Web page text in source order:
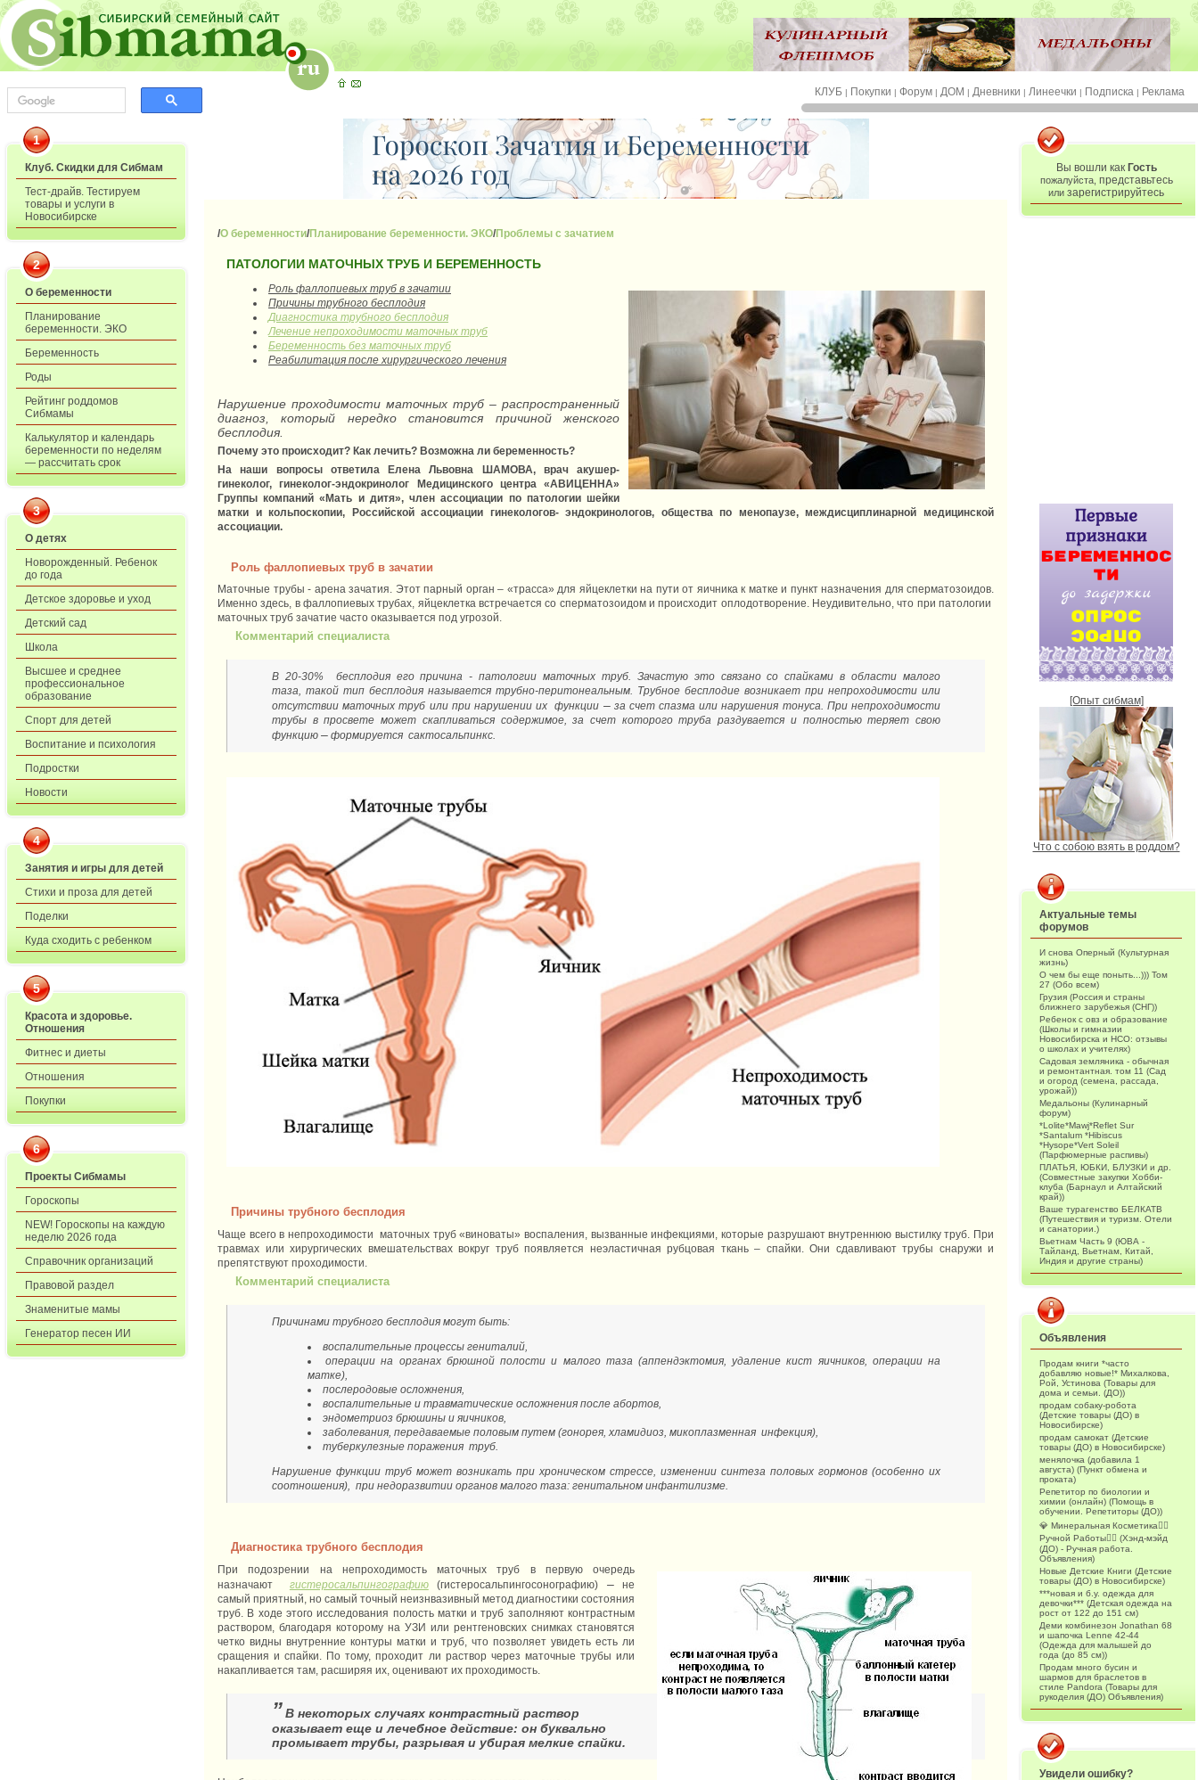
КЛУБ | Покупки | Форум | ДОМ | Дневники | Линеечки | Подписка | Реклама
1
Клуб. Скидки для Сибмам
Тест-драйв. Тестируем
товары и услуги в
Новосибирске
2
О беременности
Планирование
беременности. ЭКО
Беременность
Роды
Рейтинг роддомов
Сибмамы
Калькулятор и календарь
беременности по неделям
— рассчитать срок
3
О детях
Новорожденный. Ребенок
до года
Детское здоровье и уход
Детский сад
Школа
Высшее и среднее
профессиональное
образование
Спорт для детей
Воспитание и психология
Подростки
Новости
4
Занятия и игры для детей
Стихи и проза для детей
Поделки
Куда сходить с ребенком
5
Красота и здоровье.
Отношения
Фитнес и диеты
Отношения
Покупки
6
Проекты Сибмамы
Гороскопы
NEW! Гороскопы на каждую
неделю 2026 года
Справочник организаций
Правовой раздел
Знаменитые мамы
Генератор песен ИИ
/О беременности/Планирование беременности. ЭКО/Проблемы с зачатием
ПАТОЛОГИИ МАТОЧНЫХ ТРУБ И БЕРЕМЕННОСТЬ
Роль фаллопиевых труб в зачатии
Причины трубного бесплодия
Диагностика трубного бесплодия
Лечение непроходимости маточных труб
Беременность без маточных труб
Реабилитация после хирургического лечения
Нарушение проходимости маточных труб – распространенный
диагноз, который нередко становится причиной женского
бесплодия.
Почему это происходит? Как лечить? Возможна ли беременность?
На наши вопросы ответила Елена Львовна ШАМОВА, врач акушер-
гинеколог, гинеколог-эндокринолог Медицинского центра «АВИЦЕННА»
Группы компаний «Мать и дитя», член ассоциации по патологии шейки
матки и кольпоскопии, Российской ассоциации гинекологов- эндокринологов, общества по менопаузе, междисциплинарной медицинской
ассоциации.
Роль фаллопиевых труб в зачатии
Маточные трубы - арена зачатия. Этот парный орган – «трасса» для яйцеклетки на пути от яичника к матке и пункт назначения для сперматозоидов.
Именно здесь, в фаллопиевых трубах, яйцеклетка встречается со сперматозоидом и происходит оплодотворение. Неудивительно, что при патологии
маточных труб зачатие часто оказывается под угрозой.
Комментарий специалиста
В 20-30% бесплодия его причина - патологии маточных труб. Зачастую это связано со спайками в области малого
таза, такой тип бесплодия называется трубно-перитонеальным. Трубное бесплодие возникает при непроходимости или
отсутствии маточных труб или при нарушении их функции –за счет спазма или нарушения тонуса. При непроходимости
трубы в просвете может скапливаться содержимое, за счет которого труба раздувается и полностью теряет свою
функцию – формируется сактосальпинкс.
Причины трубного бесплодия
Чаще всего в непроходимости маточных труб «виноваты» воспаления, вызванные инфекциями, которые разрушают внутреннюю выстилку труб. При
травмах или хирургических вмешательствах вокруг труб появляется неэластичная рубцовая ткань – спайки. Они сдавливают трубы снаружи и
препятствуют проходимости.
Комментарий специалиста
Причинами трубного бесплодия могут быть:
воспалительные процессы гениталий,
операции на органах брюшной полости и малого таза (аппендэктомия, удаление кист яичников, операции на
матке),
послеродовые осложнения,
воспалительные и травматические осложнения после абортов,
эндометриоз брюшины и яичников,
заболевания, передаваемые половым путем (гонорея, хламидиоз, микоплазменная инфекция),
туберкулезные поражения труб.
Нарушение функции труб может возникать при хроническом стрессе, изменении синтеза половых гормонов (особенно их
соотношения), при недоразвитии органов малого таза: генитальном инфантилизме.
Диагностика трубного бесплодия
При подозрении на непроходимость маточных труб в первую очередь
назначают гистеросальпингографию(гистеросальпингосонографию) –не
самый приятный, но самый точный неизнвазивный метод диагностики состояния
труб. В ходе этого исследования полость матки и труб заполняют контрастным
раствором, благодаря которому на УЗИ или рентгеновских снимках становятся
четко видны внутренние контуры матки и труб, что позволяет увидеть есть ли
сращения и спайки. По тому, проходит ли раствор через маточные трубы или
накапливается там, расширяя их, оценивают их проходимость.
”В некоторых случаях контрастный раствор
оказывает еще и лечебное действие: он буквально
промывает трубы, разрывая и убирая мелкие спайки.
Вы вошли как Гость
пожалуйста, представьтесь
или зарегистрируйтесь
[Опыт сибмам]
Что с собою взять в роддом?
Актуальные темы
форумов
И снова Оперный (Культурная
жизнь)
О чем бы еще поныть...))) Том
27 (Обо всем)
Грузия (Россия и страны
ближнего зарубежья (СНГ))
Ребенок с овз и образование
(Школы и гимназии
Новосибирска и НСО: отзывы
о школах и учителях)
Садовая земляника - обычная
и ремонтантная. том 11 (Сад
и огород (семена, рассада,
урожай))
Медальоны (Кулинарный
форум)
*Lolite*Mawj*Reflet Sur
*Santalum *Hibiscus
*Hysope*Vert Soleil
(Парфюмерные распивы)
ПЛАТЬЯ, ЮБКИ, БЛУЗКИ и др.
(Совместные закупки Хобби-
клуба (Барнаул и Алтайский
край))
Ваше турагенство БЕЛКАТВ
(Путешествия и туризм. Отели
и санатории.)
Вьетнам Часть 9 (ЮВА -
Тайланд, Вьетнам, Китай,
Индия и другие страны)
Объявления
Продам книги *часто
добавляю новые!* Михалкова,
Рой, Устинова (Товары для
дома и семьи. (ДО))
продам собаку-робота
(Детские товары (ДО) в
Новосибирске)
продам самокат (Детские
товары (ДО) в Новосибирске)
менялочка (добавила 1
августа) (Пункт обмена и
проката)
Репетитор по биологии и
химии (онлайн) (Помощь в
обучении. Репетиторы (ДО))
💎 Минеральная Косметика🖐🏻
Ручной Работы👌🏻 (Хэнд-мэйд
(ДО) - Ручная работа.
Объявления)
Новые Детские Книги (Детские
товары (ДО) в Новосибирске)
***новая и б.у. одежда для
девочки*** (Детская одежда на
рост от 122 до 151 см)
Деми комбинезон Jonathan 68
и шапочка Lenne 42-44
(Одежда для малышей до
года (до 85 см))
Продам много бусин и
шармов для браслетов в
стиле Pandora (Товары для
рукоделия (ДО) Объявления)
Увидели ошибку?